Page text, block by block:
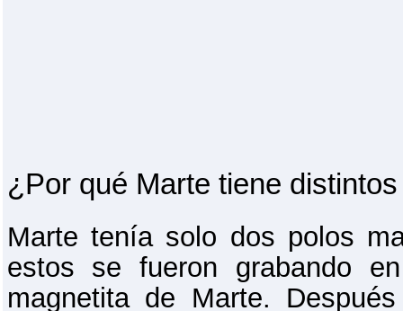
¿Por qué Marte tiene
Marte tenía solo dos polos
estos se fueron grabando
magnetita de Marte.